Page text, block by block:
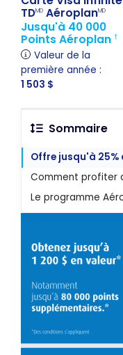
TDMD AéroplanMD
Jusqu'à 40 000
Points Aéroplan †
Valeur de la
première année :
1 503 $
Sommaire
Comment profiter
Le programme